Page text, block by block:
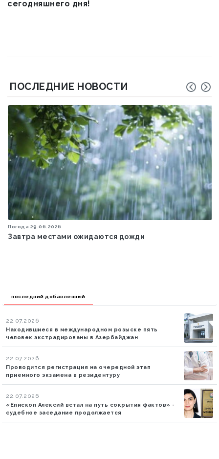
сегодняшнего дня!
ПОСЛЕДНИЕ НОВОСТИ
Политика 18.10.2025
Первый вице-президент Мехрибан Алиева
последний добавленный
22.07.2026
Находившиеся в международном розыске пять
человек экстрадированы в Азербайджан
22.07.2026
Проводится регистрация на очередной этап
приемного экзамена в резидентуру
22.07.2026
«Епископ Алексий встал на путь сокрытия фактов» -
судебное заседание продолжается